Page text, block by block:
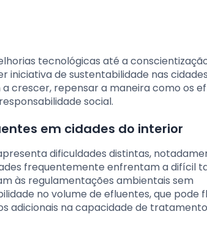
tecnológicas até a
iniciativa de sustentabilidade nas
crescer, repensar a maneira como os
social.
em cidades do interior
dificuldades distintas,
frequentemente enfrentam a difícil
às regulamentações ambientais sem
no volume de efluentes, que pode
adicionais na capacidade de